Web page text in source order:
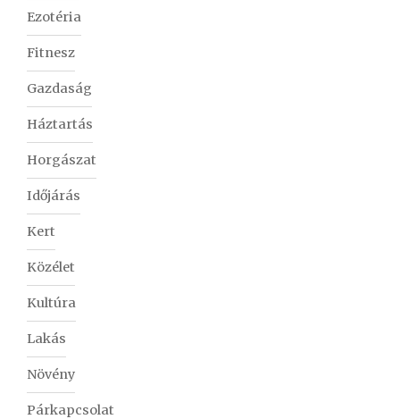
Ezotéria
Fitnesz
Gazdaság
Háztartás
Horgászat
Időjárás
Kert
Közélet
Kultúra
Lakás
Növény
Párkapcsolat